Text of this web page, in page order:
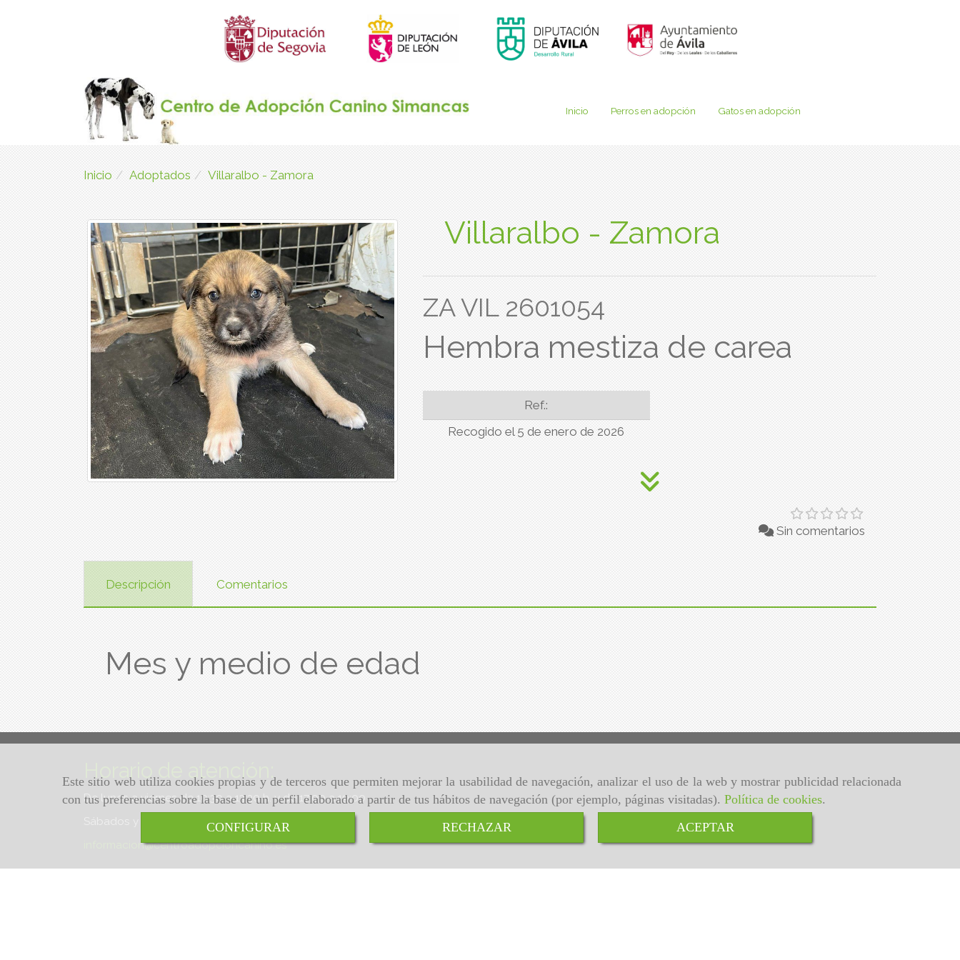
Este sitio web utiliza cookies propias y de terceros que permiten mejorar la usabilidad de navegación, analizar el uso de la web y mostrar publicidad relacionada
con tus preferencias sobre la base de un perfil elaborado a partir de tus hábitos de navegación (por ejemplo, páginas visitadas). Política de cookies.
CONFIGURAR
RECHAZAR ACEPTAR
Inicio Perros en adopción Gatos en adopción
Inicio Adoptados Villaralbo - Zamora
Villaralbo - Zamora
ZA VIL 2601054
Hembra mestiza de carea
Ref.:
Recogido el 5 de enero de 2026
Sin comentarios
Descripción Comentarios
Mes y medio de edad
Horario de atención:
De lunes a viernes de 10:30 a 13:30 h. y de 17:00 a 19:00
Sábados y domingos de 10:30 a 13:30 h.
informacion
centroadopcioncanino.es